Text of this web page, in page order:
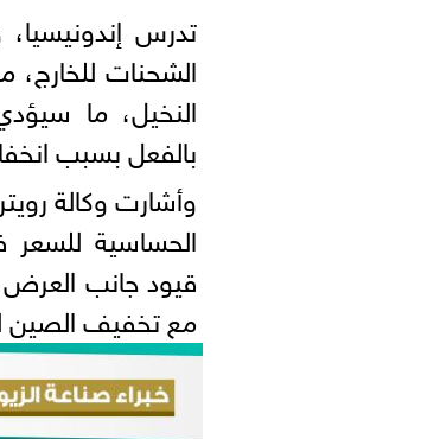
تدرس
الشحنات للخارج،
النخيل، ما
بالفعل بسبب
وأشارت وكالة
الحساسية للسعر
قيود جانب
مع تخفيف الصين